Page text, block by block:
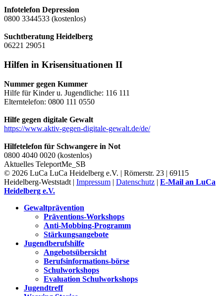
Infotelefon Depression
0800 3344533 (kostenlos)
Suchtberatung Heidelberg
06221 29051
Hilfen in Krisensituationen II
Nummer gegen Kummer
Hilfe für Kinder u. Jugendliche: 116 111
Elterntelefon: 0800 111 0550
Hilfe gegen digitale Gewalt
https://www.aktiv-gegen-digitale-gewalt.de/de/
Hilfetelefon für Schwangere in Not
0800 4040 0020 (kostenlos)
Aktuelles TeleportMe_SB
© 2026 LuCa LuCa Heidelberg e.V. | Römerstr. 23 | 69115
Heidelberg-Weststadt | Impressum | Datenschutz | E-Mail an LuCa
Heidelberg e.V.
Gewaltprävention
Präventions-Workshops
Anti-Mobbing-Programm
Stärkungsangebote
Jugendberufshilfe
Angebotsübersicht
Berufsinformations-börse
Schulworkshops
Evaluation Schulworkshops
Jugendtreff